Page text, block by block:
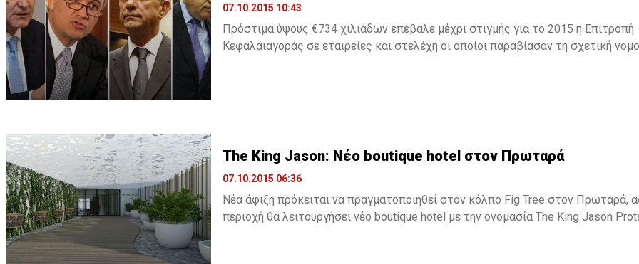
07.10.2015 10:43
Πρόστιμα ύψους €734 χιλιάδων επέβαλε μέχρι στιγμής για το 2015 η Επιτροπή
Κεφαλαιαγοράς σε εταιρείες και στελέχη οι οποίοι παραβίασαν τη σχετική
The King Jason: Νέο boutique hotel στον Πρωταρά
07.10.2015 06:36
Νέα άφιξη πρόκειται να πραγματοποιηθεί στον κόλπο Fig Tree στον Πρωταρά,
περιοχή θα λειτουργήσει νέο boutique hotel με την ονομασία The King Jason